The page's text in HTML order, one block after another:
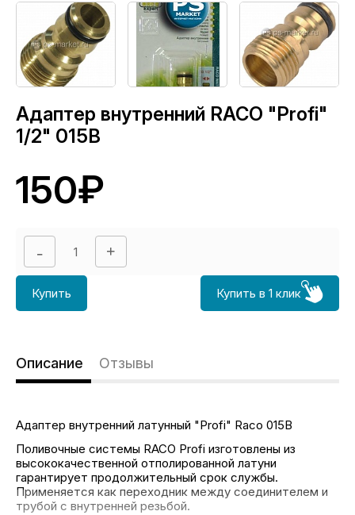
Адаптер внутренний RACO "Profi"
1/2" 015B
150₽
Купить Купить в 1 клик
Описание Отзывы
Адаптер внутренний латунный "Profi" Raco 015B
Поливочные системы RACO Profi изготовлены из
высококачественной отполированной латуни
гарантирует продолжительный срок службы.
Применяется как переходник между соединителем и
трубой с внутренней резьбой.